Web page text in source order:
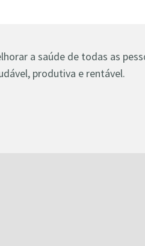
a saúde de todas as
produtiva e rentável.